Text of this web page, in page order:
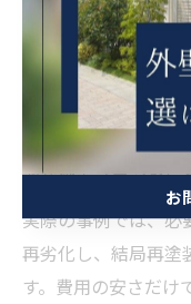
また、塗装面積や
複雑な形状や高所作
間が増えるため、見
す。大阪市此花区
って必要な工事内
適な施工プランを提
実際の事例では、必
再劣化し、結局再塗
す。費用の安さだけ
お
お